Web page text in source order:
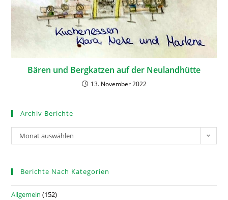
Bären und Bergkatzen auf der Neulandhütte
13. November 2022
Archiv Berichte
Monat auswählen
Berichte Nach Kategorien
Allgemein (152)